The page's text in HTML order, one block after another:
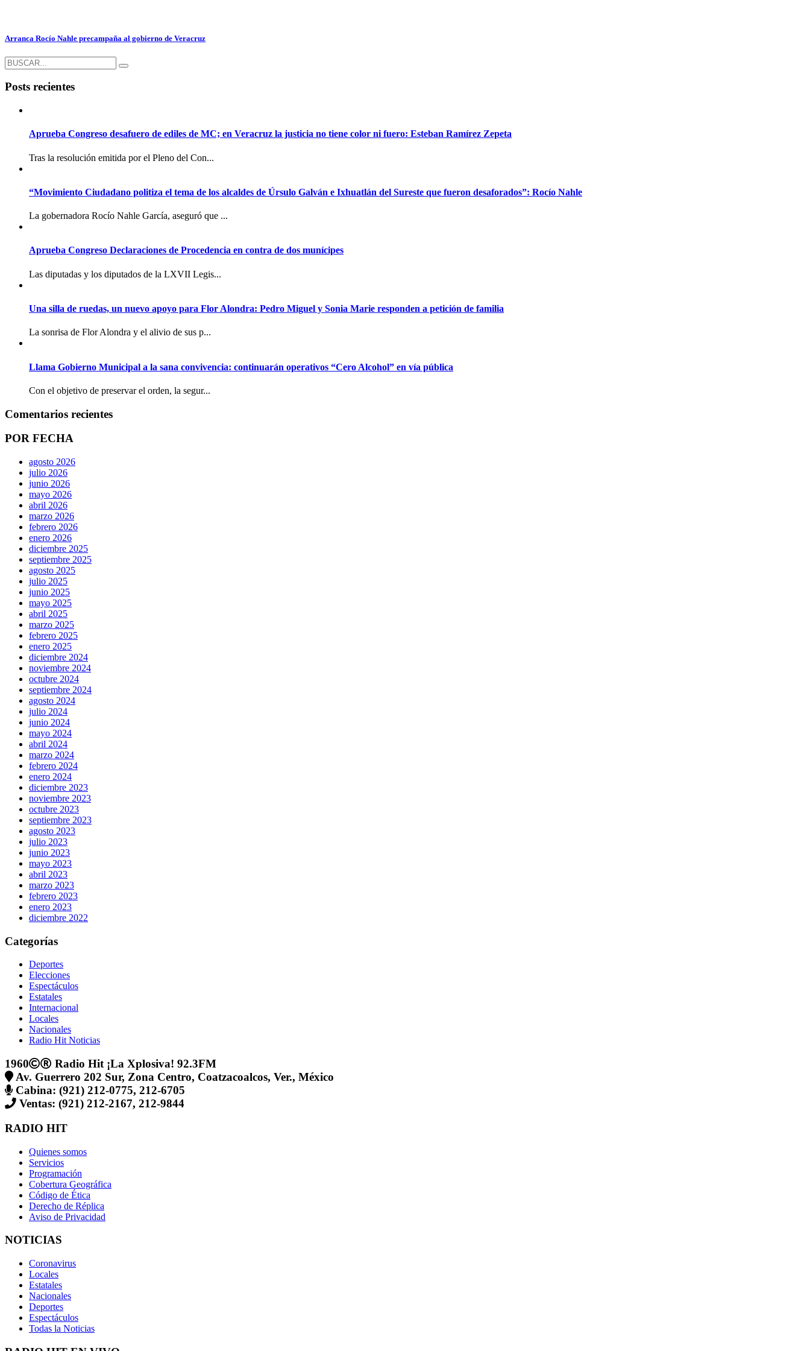
Arranca Rocío Nahle precampaña al gobierno de Veracruz
Posts recientes
Aprueba Congreso desafuero de ediles de MC; en Veracruz la justicia no tiene color ni fuero: Esteban Ramírez Zepeta
Tras la resolución emitida por el Pleno del Con...
“Movimiento Ciudadano politiza el tema de los alcaldes de Úrsulo Galván e Ixhuatlán del Sureste que fueron desaforados”: Rocío Nahle
La gobernadora Rocío Nahle García, aseguró que ...
Aprueba Congreso Declaraciones de Procedencia en contra de dos munícipes
Las diputadas y los diputados de la LXVII Legis...
Una silla de ruedas, un nuevo apoyo para Flor Alondra: Pedro Miguel y Sonia Marie responden a petición de familia
La sonrisa de Flor Alondra y el alivio de sus p...
Llama Gobierno Municipal a la sana convivencia: continuarán operativos “Cero Alcohol” en vía pública
Con el objetivo de preservar el orden, la segur...
Comentarios recientes
POR FECHA
agosto 2026
julio 2026
junio 2026
mayo 2026
abril 2026
marzo 2026
febrero 2026
enero 2026
diciembre 2025
septiembre 2025
agosto 2025
julio 2025
junio 2025
mayo 2025
abril 2025
marzo 2025
febrero 2025
enero 2025
diciembre 2024
noviembre 2024
octubre 2024
septiembre 2024
agosto 2024
julio 2024
junio 2024
mayo 2024
abril 2024
marzo 2024
febrero 2024
enero 2024
diciembre 2023
noviembre 2023
octubre 2023
septiembre 2023
agosto 2023
julio 2023
junio 2023
mayo 2023
abril 2023
marzo 2023
febrero 2023
enero 2023
diciembre 2022
Categorías
Deportes
Elecciones
Espectáculos
Estatales
Internacional
Locales
Nacionales
Radio Hit Noticias
1960
Radio Hit ¡La Xplosiva! 92.3FM
Av. Guerrero 202 Sur, Zona Centro, Coatzacoalcos, Ver., México
Cabina: (921) 212-0775, 212-6705
Ventas: (921) 212-2167, 212-9844
RADIO HIT
Quienes somos
Servicios
Programación
Cobertura Geográfica
Código de Ética
Derecho de Réplica
Aviso de Privacidad
NOTICIAS
Coronavirus
Locales
Estatales
Nacionales
Deportes
Espectáculos
Todas la Noticias